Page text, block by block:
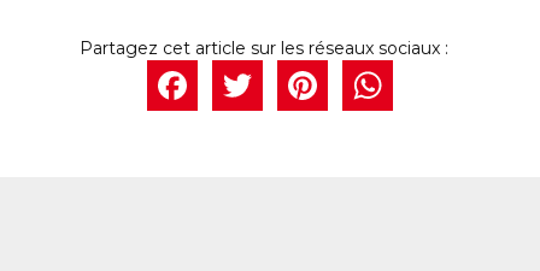
Facebook
Twitter